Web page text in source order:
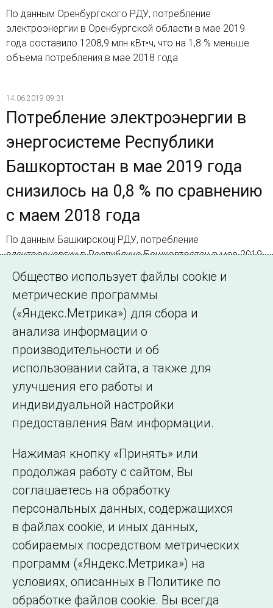
По данным Оренбургского РДУ, потребление
электроэнергии в Оренбургской области в мае 2019
года составило 1208,9 млн кВт•ч, что на 1,8 % меньше
объема потребления в мае 2018 года
14.06.2019 09:31
Потребление электроэнергии в
энергосистеме Республики
Башкортостан в мае 2019 года
снизилось на 0,8 % по сравнению
с маем 2018 года
По данным Башкирскоuj РДУ, потребление
электроэнергии в Республике Башкортостан в мае 2019
года составило 2082,4 млн кВт·ч, что на 0,8 % меньше,
чем в мае 2018 года
Страница 1 из 2.
1 2 Далее
©2005–2026 АО «СО ЕЭС»
Филиалы и
представительства
образовательной
организации
Общество использует файлы cookie и
метрические программы
(«Яндекс.Метрика») для сбора и
анализа информации о
производительности и об
использовании сайта, а также для
улучшения его работы и
индивидуальной настройки
предоставления Вам информации.
Нажимая кнопку «Принять» или
продолжая работу с сайтом, Вы
соглашаетесь на обработку
персональных данных, содержащихся
в файлах cookie, и иных данных,
собираемых посредством метрических
программ («Яндекс.Метрика») на
условиях, описанных в Политике по
обработке файлов cookie. Вы всегда